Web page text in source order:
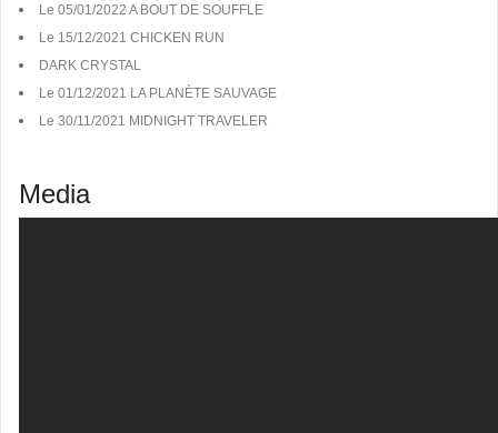
Le 05/01/2022 A BOUT DE SOUFFLE
Le 15/12/2021 CHICKEN RUN
DARK CRYSTAL
Le 01/12/2021 LA PLANÈTE SAUVAGE
Le 30/11/2021 MIDNIGHT TRAVELER
Media